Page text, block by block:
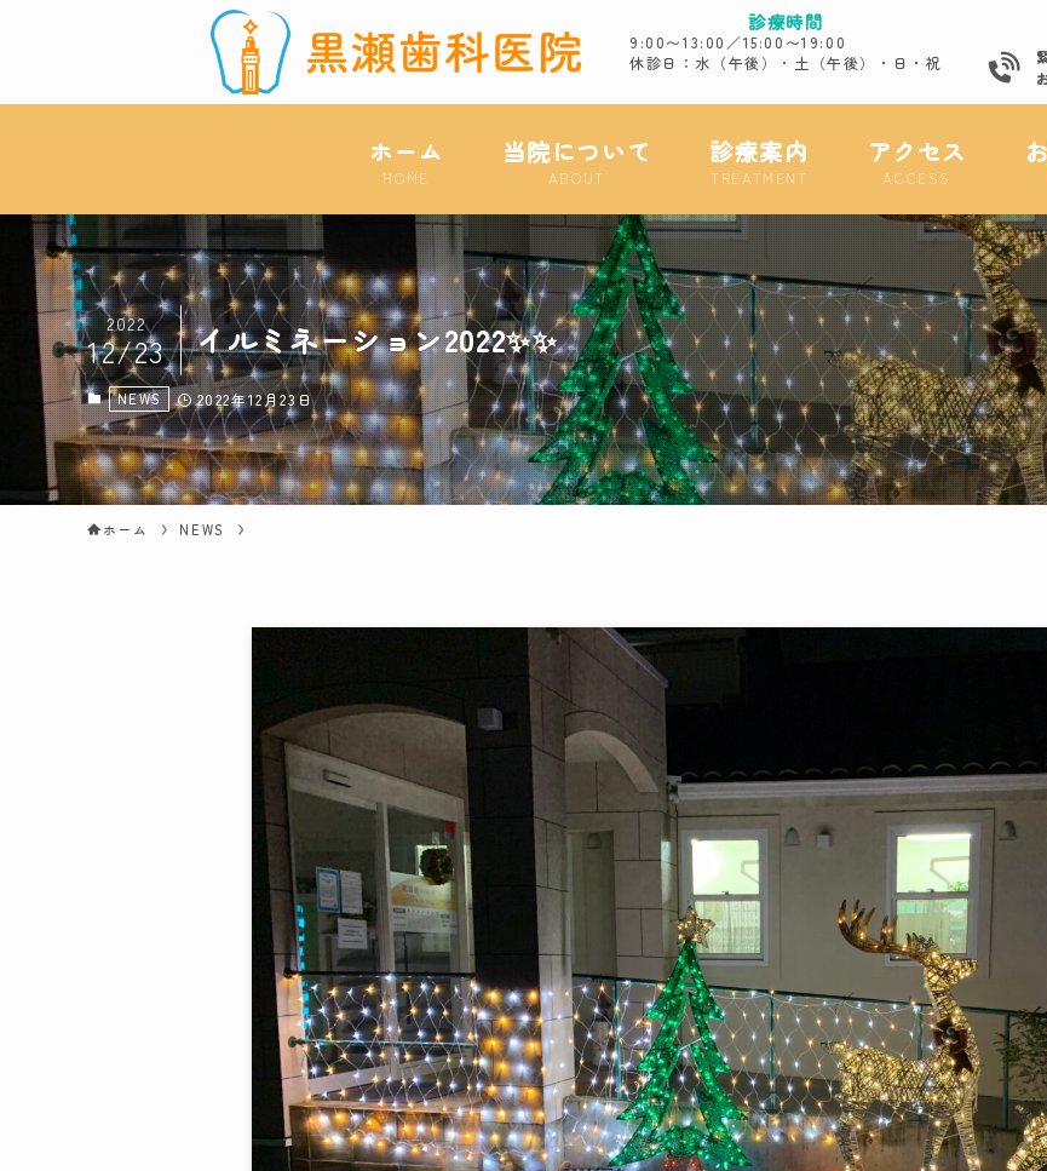
ホーム
HOME
当院について
ABOUT
診療案内
TREATMENT
アクセス
ACCESS
診療時間
9:00〜13:00／15:00〜19:00
休診日：水（午後）・土（午後）・日・祝
イルミネーション2022✨✨
2022
12/23
NEWS 2022年12月23日
ホーム NEWS